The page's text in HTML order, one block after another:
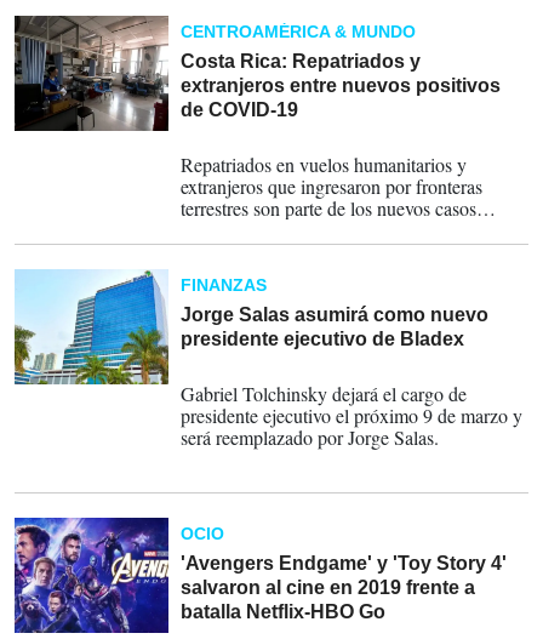
anterior.
CENTROAMÉRICA & MUNDO
Costa Rica: Repatriados y
extranjeros entre nuevos positivos
de COVID-19
Repatriados en vuelos humanitarios y
extranjeros que ingresaron por fronteras
terrestres son parte de los nuevos casos
FINANZAS
Jorge Salas asumirá como nuevo
presidente ejecutivo de Bladex
Gabriel Tolchinsky dejará el cargo de
presidente ejecutivo el próximo 9 de marzo y
será reemplazado por Jorge Salas.
OCIO
'Avengers Endgame' y 'Toy Story 4'
salvaron al cine en 2019 frente a
batalla Netflix-HBO Go